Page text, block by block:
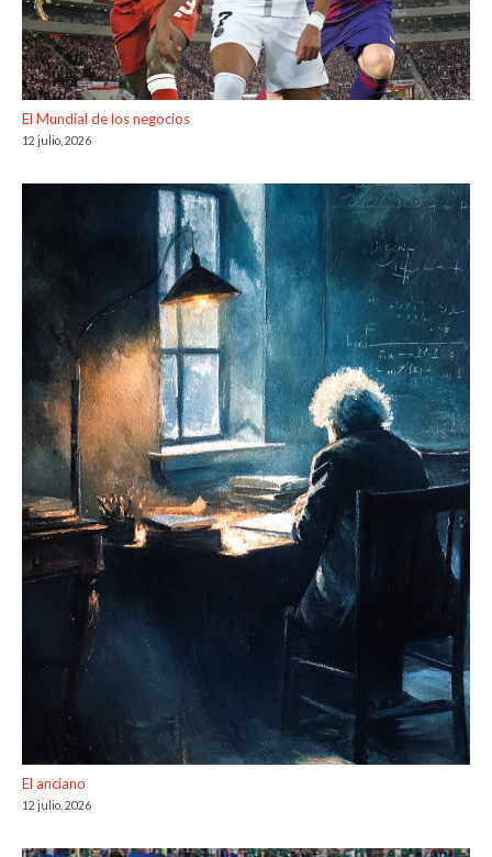
El Mundial de los negocios
12 julio, 2026
El anciano
12 julio, 2026